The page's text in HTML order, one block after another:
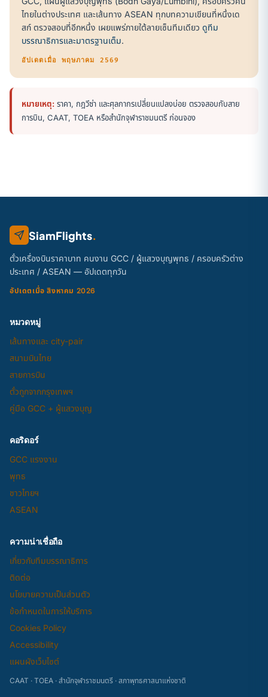
ไทยในต่างประเทศ และเส้นทาง ASEAN ทุกบทความเขียนที่หนึ่งเด
สก์ ตรวจสอบที่อีกหนึ่ง เผยแพร่ภายใต้ลายเซ็นทีมเดียว ดูทีม
บรรณาธิการและมาตรฐานเต็ม.
อัปเดตเมื่อ พฤษภาคม 2569
หมายเหตุ: ราคา, กฎวีซ่า และศุลกากรเปลี่ยนแปลงบ่อย ตรวจสอบกับสาย
การบิน, CAAT, TOEA หรือสำนักจุฬาราชมนตรี ก่อนจอง
SiamFlights.
ตั๋วเครื่องบินราคาบาท คนงาน GCC / ผู้แสวงบุญพุทธ / ครอบครัวต่าง
ประเทศ / ASEAN — อัปเดตทุกวัน
อัปเดตเมื่อ สิงหาคม 2026
หมวดหมู่
เส้นทางและ city-pair
สนามบินไทย
สายการบิน
ตั๋วถูกจากกรุงเทพฯ
คู่มือ GCC + ผู้แสวงบุญ
คอริดอร์
GCC แรงงาน
พุทธ
ชาวไทยฯ
ASEAN
ความน่าเชื่อถือ
เกี่ยวกับทีมบรรณาธิการ
ติดต่อ
นโยบายความเป็นส่วนตัว
ข้อกำหนดในการให้บริการ
Cookies Policy
Accessibility
แผนผังเว็บไซต์
CAAT · TOEA · สำนักจุฬาราชมนตรี · สภาพุทธศาสนาแห่งชาติ